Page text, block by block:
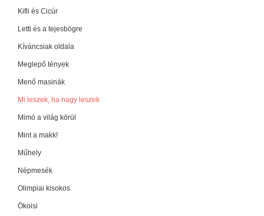
Kifli és Cicúr
Letti és a tejesbögre
Kíváncsiak oldala
Meglepő tények
Menő masinák
Mi leszek, ha nagy leszek
Mimó a világ körül
Mint a makk!
Műhely
Népmesék
Olimpiai kisokos
Ökoisi